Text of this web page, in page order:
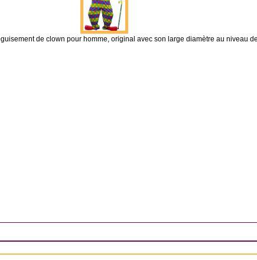
de clown pour homme, original avec son large diamètre au niveau